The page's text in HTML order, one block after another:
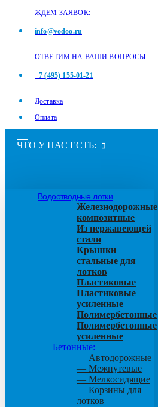
ЖДЕМ ЗАЯВОК:
info@vodoo.ru
ОТВЕТИМ НА ВАШИ ВОПРОСЫ:
+7 (495) 155-01-21
Доставка
Оплата
ЧТО У НАС ЕСТЬ:
Водоотводные лотки
Железнодорожные
композитные
Из нержавеющей
стали
Крышки
стальные для
лотков
Пластиковые
Пластиковые
усиленные
Полимербетонные
Полимербетонные
усиленные
Бетонные:
— Автодорожные
— Межпутевые
— Мелкосидящие
— Корзины для
лотков